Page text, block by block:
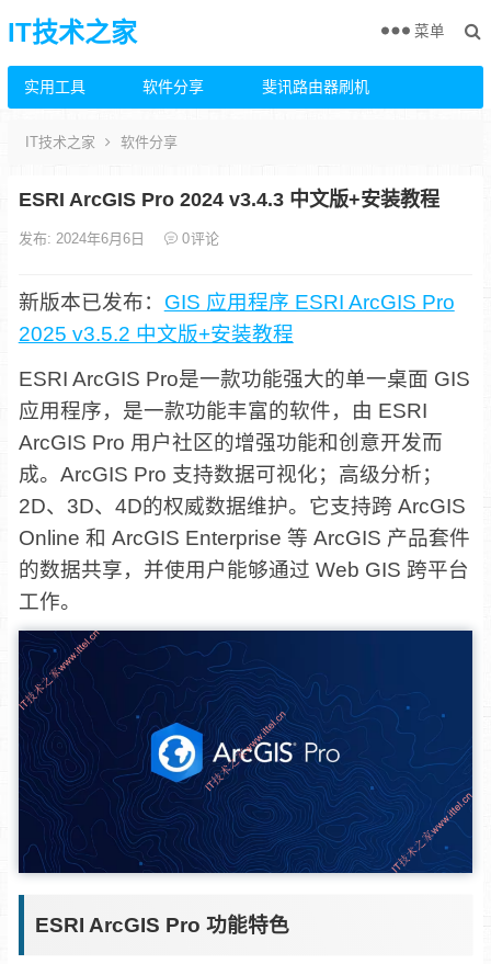
IT技术之家
实用工具 软件分享 斐讯路由器刷机
菜单
IT技术之家 软件分享
ESRI ArcGIS Pro 2024 v3.4.3 中文版+安装教程
发布: 2024年6月6日 0评论
新版本已发布： GIS 应用程序 ESRI ArcGIS Pro
2025 v3.5.2 中文版+安装教程
ESRI ArcGIS Pro是一款功能强大的单一桌面 GIS
应用程序，是一款功能丰富的软件，由 ESRI
ArcGIS Pro 用户社区的增强功能和创意开发而
成。ArcGIS Pro 支持数据可视化；高级分析；
2D、3D、4D的权威数据维护。它支持跨 ArcGIS
Online 和 ArcGIS Enterprise 等 ArcGIS 产品套件
的数据共享，并使用户能够通过 Web GIS 跨平台
工作。
ESRI ArcGIS Pro 功能特色